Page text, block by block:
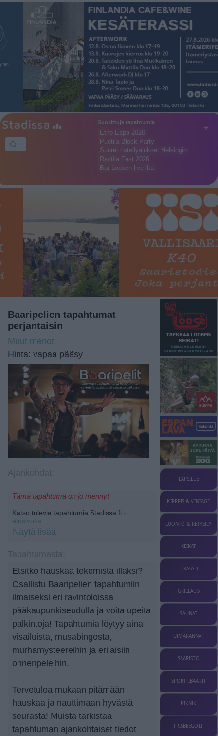
+
Suosittuja tapahtumia
Etno-Espa 2026
Puotila Block Party
Suuret risteilyalukset Helsingin…
Rastila Fest 2026
Bar Loosen live-ilta
Baaripelien tapahtumat
perjantaisin
Muut menot
Hinta: vapaa pääsy
Tämä tapahtuma on jo mennyt
Katso tulevia tapahtumia Stadissa.fi -
etusivulta.
Näytä lisää
Etsitkö hauskaa tekemistä illaksi?
Osallistu Baaripelien tapahtumiin
ilmaiseksi eri ravintoloissa
pääkaupunkiseudulla ja voita upeita
palkintoja! Tapahtumia löytyy aina
visailuista, musabingosta,
murhamysteereihin ja erilaisiin
onnenpeleihin.
Tervetuloa mukaan pitämään
hauskaa ja nauttimaan hyvästä
seurasta! Muista tarkistaa
tapahtuman ajankohtaiset tiedot
LAPSILLE
KIRPPIS & VINTAGE
LUONTO & RETKEILY
KEIKAT
TERASSIT
GRILLAUS
SAUNAT
UIMARANNAT
SAARISTO
SPORTTIBAARIT
PIKNIK
FRISBEEGOLF